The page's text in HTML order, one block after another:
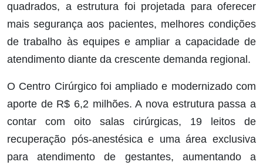
quadrados, a estrutura foi projetada para oferecer
mais segurança aos pacientes, melhores condições
de trabalho às equipes e ampliar a capacidade de
atendimento diante da crescente demanda regional.
O Centro Cirúrgico foi ampliado e modernizado com
aporte de R$ 6,2 milhões. A nova estrutura passa a
contar com oito salas cirúrgicas, 19 leitos de
recuperação pós-anestésica e uma área exclusiva
para atendimento de gestantes, aumentando a